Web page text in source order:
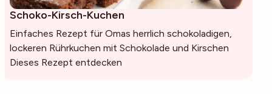
Schoko-Kirsch-Kuchen
Einfaches Rezept für Omas herrlich schokoladigen,
lockeren Rührkuchen mit Schokolade und Kirschen
Dieses Rezept entdecken